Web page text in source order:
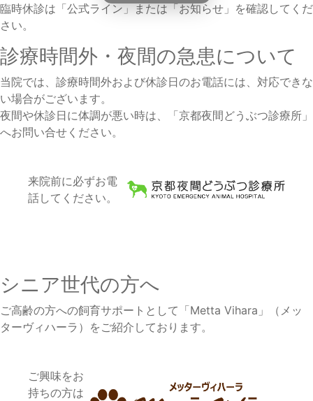
7月の休診日
臨時休診は「公式ライン」または「お知らせ」を確認してくだ
さい。
診療時間外・夜間の急患について
当院では、診療時間外および休診日のお電話には、対応できな
い場合がございます。
夜間や休診日に体調が悪い時は、
「京都夜間どうぶつ診療所」
へお問い合せください。
来院前に必ずお電
話してください。
シニア世代の方へ
ご高齢の方への飼育サポートとして 「Metta Vihara」
（メッ
ターヴィハーラ）をご紹介しております。
ご興味をお
持ちの方は